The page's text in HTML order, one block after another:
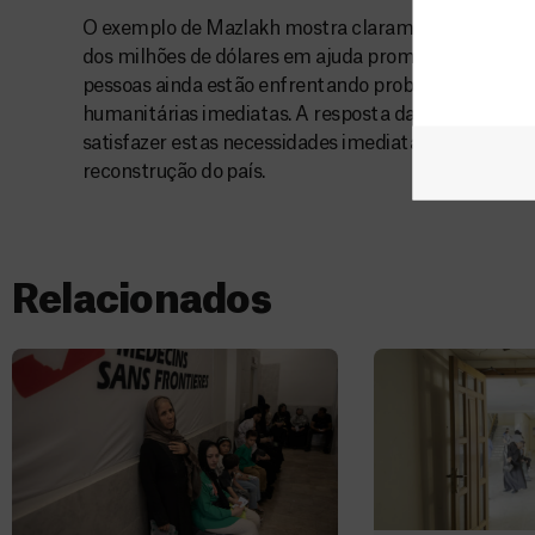
O exemplo de Mazlakh mostra claramente que
dos milhões de dólares em ajuda prometidos para
pessoas ainda estão enfrentando problemas
humanitárias imediatas. A resposta da ajuda
satisfazer estas necessidades imediatas de modo a
reconstrução do país.
Relacionados